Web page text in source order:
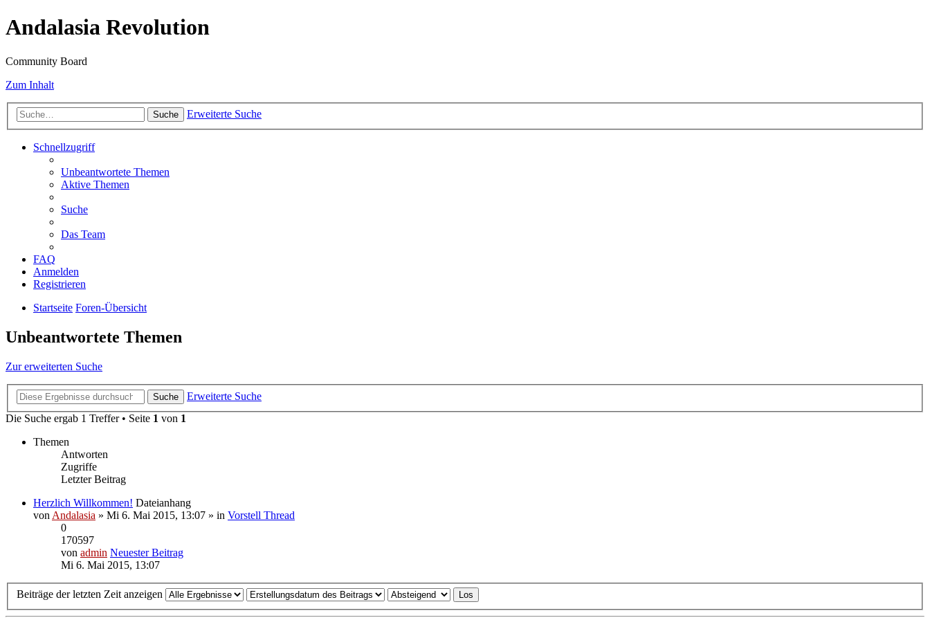
Andalasia Revolution
Community Board
Zum Inhalt
Suche Erweiterte Suche
Schnellzugriff
Unbeantwortete Themen
Aktive Themen
Suche
Das Team
FAQ
Anmelden
Registrieren
Startseite Foren-Übersicht
Unbeantwortete Themen
Zur erweiterten Suche
Suche
Erweiterte Suche
Die Suche ergab 1 Treffer • Seite 1 von 1
Themen
Antworten
Zugriffe
Letzter Beitrag
Herzlich Willkommen! Dateianhang
von Andalasia » Mi 6. Mai 2015, 13:07 » in Vorstell Thread
0
170597
von admin Neuester Beitrag
Mi 6. Mai 2015, 13:07
Beiträge der letzten Zeit anzeigen